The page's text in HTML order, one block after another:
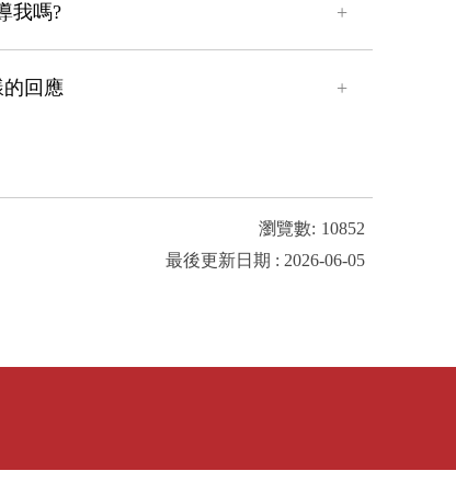
我嗎?
回應
瀏覽數: 10852
最後更新日期 : 2026-06-05